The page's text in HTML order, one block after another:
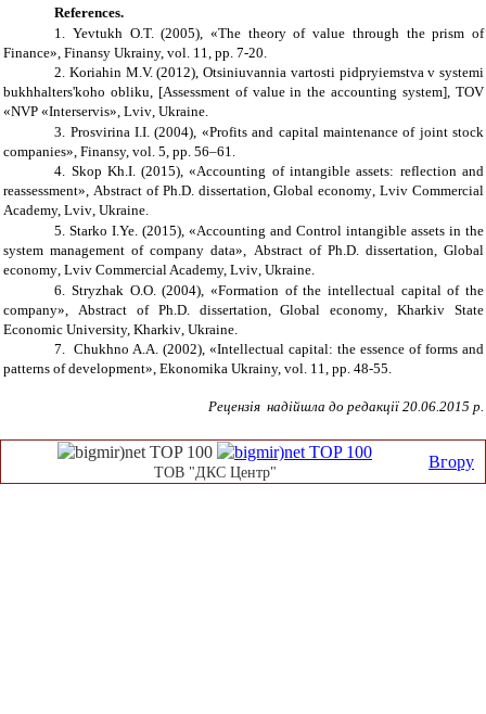
References.
1. Yevtukh O.T. (2005), «The theory of value through the prism of
Finance», Finansy Ukrainy, vol. 11, pp. 7-20.
2. Koriahin M.V. (2012), Otsiniuvannia vartosti pidpryiemstva v systemi
bukhhalters'koho obliku, [Assessment of value in the accounting system], TOV
«NVP «Interservis», Lviv, Ukraine.
3. Prosvirina I.I. (2004), «Profits and capital maintenance of joint stock
companies», Finansy, vol. 5, pp. 56–61.
4. Skop Kh.I. (2015), «Accounting of intangible assets: reflection and
reassessment», Abstract of Ph.D. dissertation,Global economy, Lviv Commercial
Academy, Lviv, Ukraine.
5. Starko I.Ye. (2015), «Accounting and Control intangible assets in the
system management of company data», Abstract of Ph.D. dissertation,Global
economy, Lviv Commercial Academy, Lviv, Ukraine.
6. Stryzhak O.O. (2004), «Formation of the intellectual capital of the
company», Abstract of Ph.D. dissertation,Global economy, Kharkiv State
Economic University, Kharkiv, Ukraine.
7. Chukhno A.A. (2002), «Intellectual capital: the essence of forms and
patterns of development», Ekonomika Ukrainy, vol. 11, pp. 48-55.
Рецензія надійшла до редакції 20.06.2015 р.
Вгору
ТОВ "ДКС Центр"